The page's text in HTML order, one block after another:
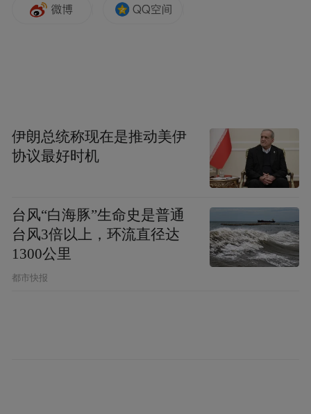
6.发车时间表
伊朗总统称现在是推动美伊
协议最好时机
台风“白海豚”生命史是普通
台风3倍以上，环流直径达
1300公里
都市快报